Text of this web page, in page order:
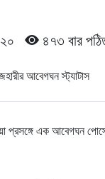
৪৭৩ বার
প্রসঙ্গে এক আবেগঘন